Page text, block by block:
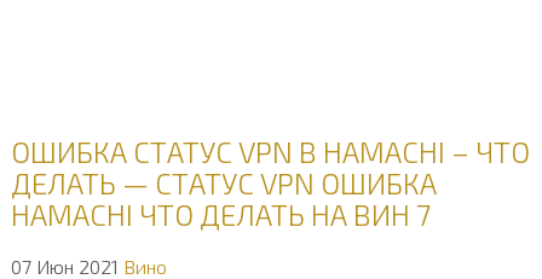
ОШИБКА СТАТУС VPN В HAMACHI – ЧТО
ДЕЛАТЬ — СТАТУС VPN ОШИБКА
HAMACHI ЧТО ДЕЛАТЬ НА ВИН 7
07 Июн 2021 Вино